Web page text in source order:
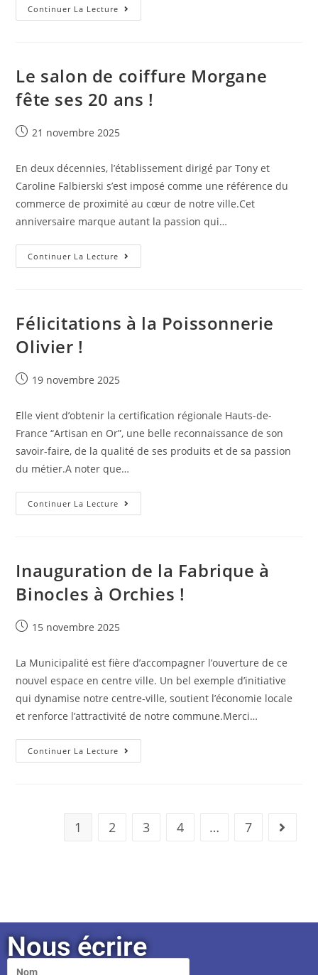
Continuer La Lecture
Le salon de coiffure Morgane
fête ses 20 ans !
21 novembre 2025
En deux décennies, l’établissement dirigé par Tony et
Caroline Falbierski s’est imposé comme une référence du
commerce de proximité au cœur de notre ville.Cet
anniversaire marque autant la passion qui…
Continuer La Lecture
Félicitations à la Poissonnerie
Olivier !
19 novembre 2025
Elle vient d’obtenir la certification régionale Hauts-de-
France “Artisan en Or”, une belle reconnaissance de son
savoir-faire, de la qualité de ses produits et de sa passion
du métier.A noter que…
Continuer La Lecture
Inauguration de la Fabrique à
Binocles à Orchies !
15 novembre 2025
La Municipalité est fière d’accompagner l’ouverture de ce
nouvel espace en centre ville. Un bel exemple d’initiative
qui dynamise notre centre-ville, soutient l’économie locale
et renforce l’attractivité de notre commune.Merci…
Continuer La Lecture
1 2 3 4 … 7
Nous écrire